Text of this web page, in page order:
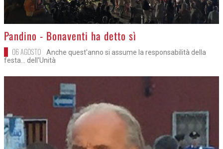
>
Pandino - Bonaventi ha detto sì
06 AGOSTO
Anche quest'anno si assume la responsabilità della
festa... dell'Unità